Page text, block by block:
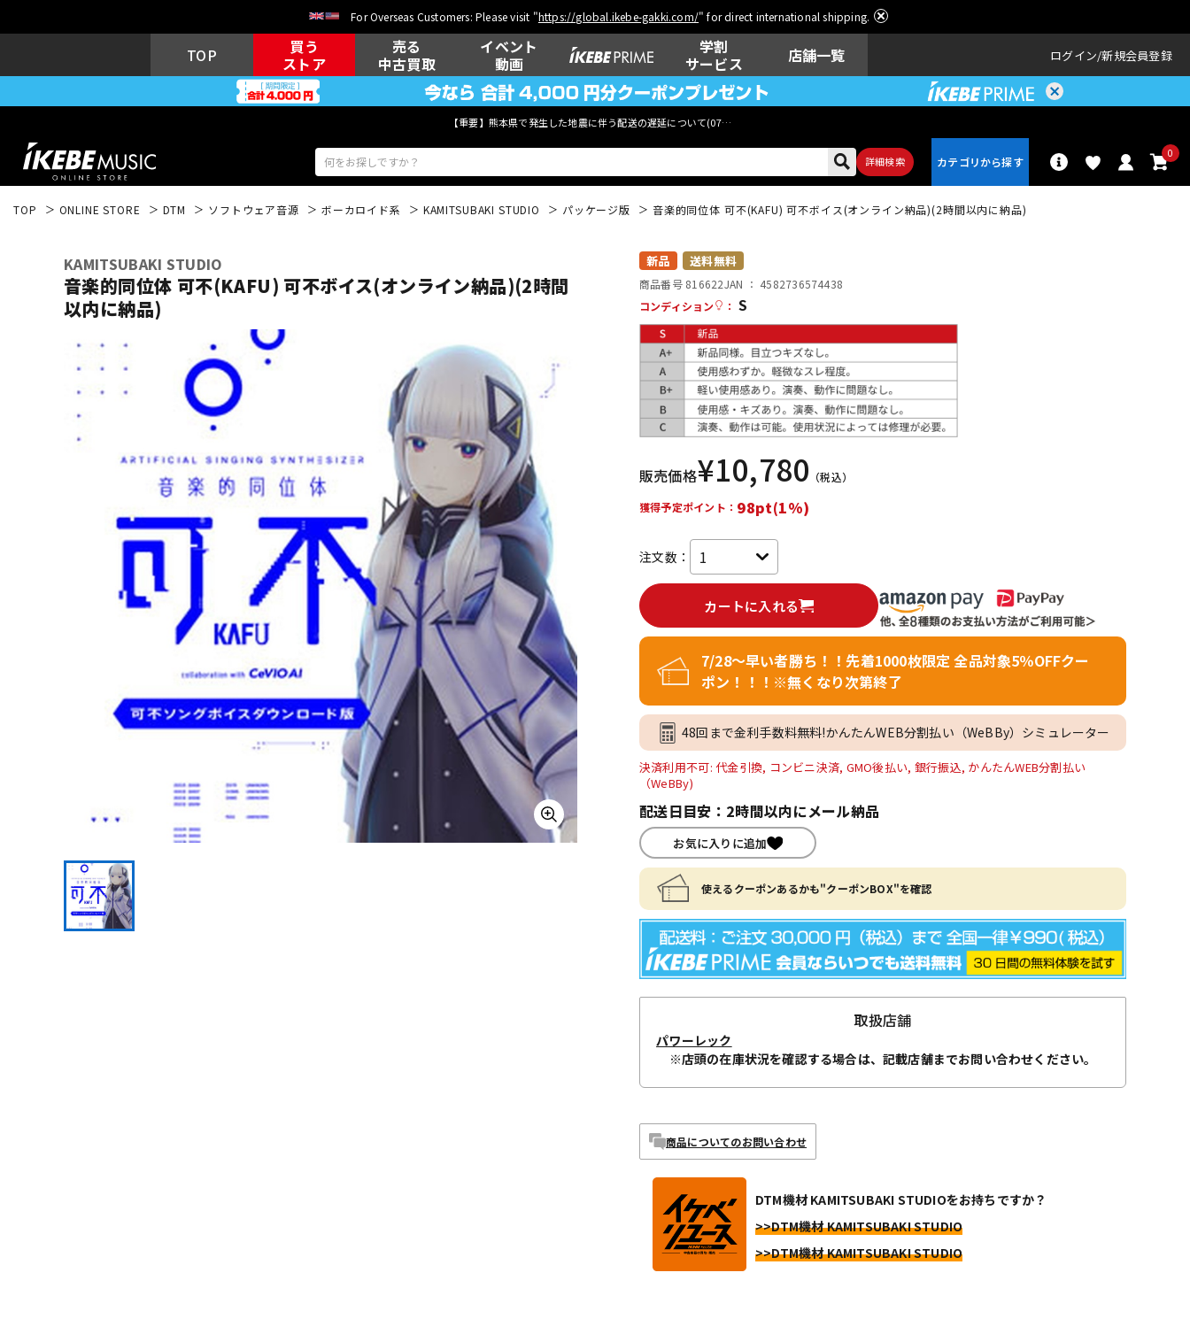
For Overseas Customers: Please visit "https://global.ikebe-gakki.com/" for direct international shipping.
TOP
買う
ストア
売る
中古買取
イベント
動画
学割
サービス
店舗一覧 ログイン 新規会員登録
【重要】熊本県で発生した地震に伴う配送の遅延について(07月29日
詳細検索
0
ウクレレ
その他楽器
DTM オンラ
イン納品
レコーディン
グ機器
配信/ライブ
機器
ヴィンテージ
TOP ONLINE STORE DTM ソフトウェア音源 ボーカロイド系 KAMITSUBAKI STUDIO パッケージ版 音楽的同位体 可不(KAFU) 可不ボイス(オンライン納品)(2時間以内に納品)
KAMITSUBAKI STUDIO
音楽的同位体 可不(KAFU) 可不ボイス(オンライン納品)(2時間
以内に納品)
新品 送料無料
商品番号 816622JAN ： 4582736574438
コンディション
： S
販売価格¥10,780 （税込）
獲得予定ポイント： 98pt(1%)
注文数：
カートに入れる
7/28～早い者勝ち！！先着1000枚限定 全品対象5％OFFクー
ポン！！！※無くなり次第終了
48回まで金利手数料無料!かんたんWEB分割払い（WeBBy）シミュレーター
決済利用不可: 代金引換, コンビニ決済, GMO後払い, 銀行振込, かんたんWEB分割払い
（WeBBy)
配送日目安：2時間以内にメール納品
お気に入りに追加
使えるクーポンあるかも"クーポンBOX"を確認
取扱店舗
パワーレック
※店頭の在庫状況を確認する場合は、記載店舗までお問い合わせください。
商品についてのお問い合わせ
DTM機材 KAMITSUBAKI STUDIOをお持ちですか？
>>DTM機材 KAMITSUBAKI STUDIO
>>DTM機材 KAMITSUBAKI STUDIO